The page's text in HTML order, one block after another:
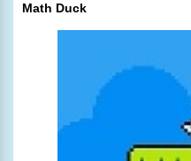
Math Duck